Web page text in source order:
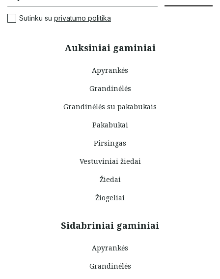
Auksiniai gaminiai
Apyrankės
Grandinėlės
Grandinėlės su pakabukais
Pakabukai
Pirsingas
Vestuviniai žiedai
Žiedai
Žiogeliai
Sidabriniai gaminiai
Apyrankės
Grandinėlės
Sutinku su privatumo politika